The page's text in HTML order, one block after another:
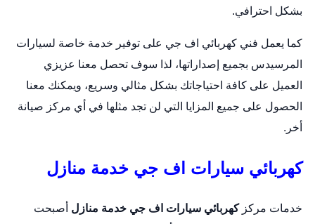
بشكل احترافي.
كما يعمل فني كهربائي اف جي على توفير خدمة خاصة لسيارات
المرسيدس بجميع إصداراتها، لذا سوف تحصل معنا عزيزي
العميل على كافة احتياجاتك بشكل مثالي وسريع، ويمكنك معنا
الحصول على جميع المزايا التي لن تجد مثلها في أي مركز صيانة
أخر.
كهربائي سيارات اف جي خدمة منازل
خدمات مركزكهربائي سيارات اف جي خدمة منازل أصبحت